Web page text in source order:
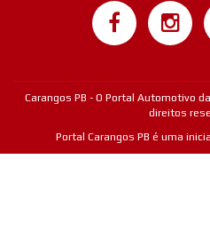
Carangos PB - O Portal Automotivo
direitos
Portal Carangos PB é uma